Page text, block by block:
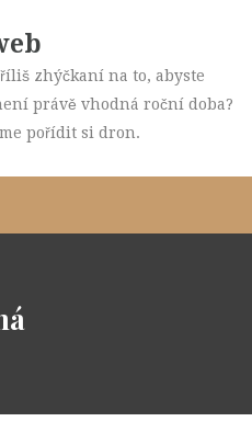
zhýčkaní na to, abyste
právě vhodná roční doba?
pořídit si dron.